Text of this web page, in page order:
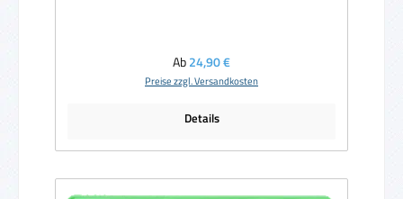
Regulärer Preis:
Ab24,90 €
Preise zzgl. Versandkosten
Details